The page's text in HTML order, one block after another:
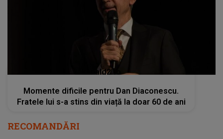
kanald2.ro
Momente dificile pentru Dan Diaconescu.
Fratele lui s-a stins din viață la doar 60 de ani
RECOMANDĂRI